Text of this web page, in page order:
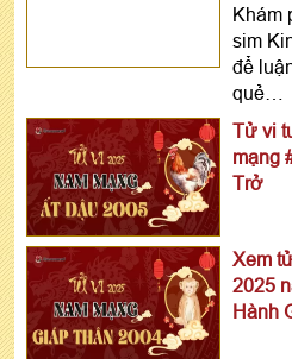
Khám
sim
để
quẻ…
Tử vi
mạng
Trở
Xem
2025
Hành